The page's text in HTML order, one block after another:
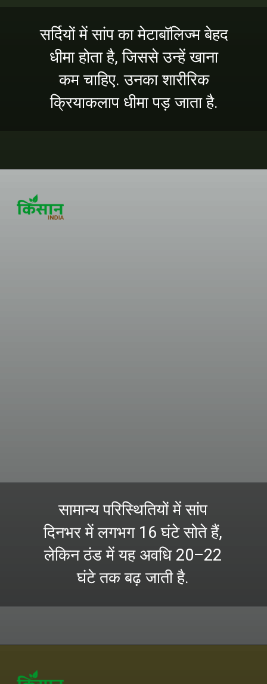
सर्दियों में सांप का मेटाबॉलिज्म बेहद
धीमा होता है, जिससे उन्हें खाना
कम चाहिए. उनका शारीरिक
क्रियाकलाप धीमा पड़ जाता है.
सामान्य परिस्थितियों में सांप
दिनभर में लगभग 16 घंटे सोते हैं,
लेकिन ठंड में यह अवधि 20–22
घंटे तक बढ़ जाती है.